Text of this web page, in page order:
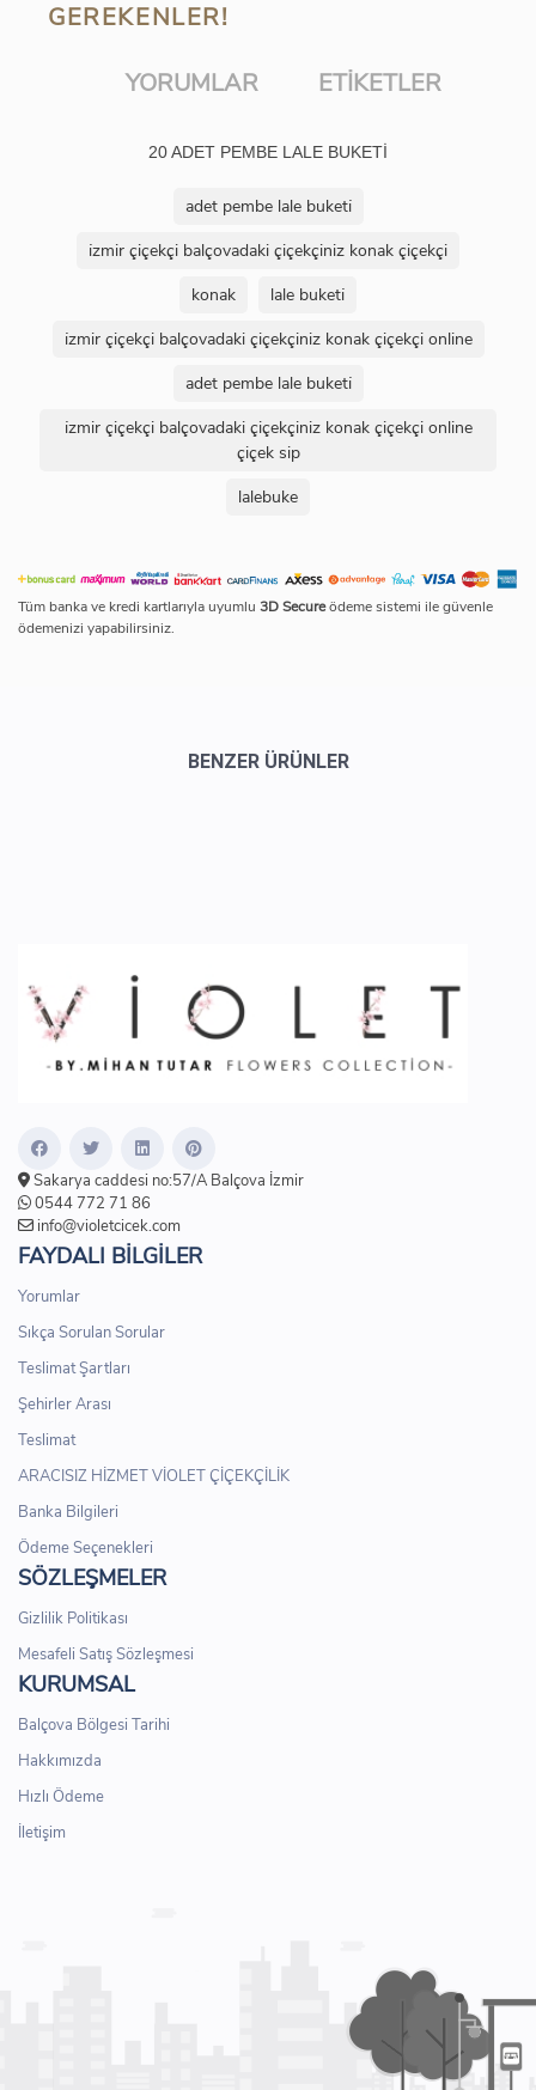
GEREKENLER!
YORUMLAR ETIKETLER
20 ADET PEMBE LALE BUKETİ
adet pembe lale buketi̇
i̇zmir çiçekçi balçovadaki çiçekçiniz konak çiçekçi
konak
lale buketi̇
i̇zmir çiçekçi balçovadaki çiçekçiniz konak çiçekçi online
adet pembe lale buketi̇
i̇zmir çiçekçi balçovadaki çiçekçiniz konak çiçekçi online
çiçek sip
lalebuke
Tüm banka ve kredi kartlarıyla uyumlu 3D Secureödeme sistemi ile güvenle
ödemenizi yapabilirsiniz.
BENZER ÜRÜNLER
Sakarya caddesi no:57/A Balçova İzmir
0544 772 71 86
info@violetcicek.com
FAYDALI BİLGİLER
Yorumlar
Sıkça Sorulan Sorular
Teslimat Şartları
Şehirler Arası
Teslimat
ARACISIZ HİZMET VİOLET ÇİÇEKÇİLİK
Banka Bilgileri
Ödeme Seçenekleri
SÖZLEŞMELER
Gizlilik Politikası
Mesafeli Satış Sözleşmesi
KURUMSAL
Balçova Bölgesi Tarihi
Hakkımızda
Hızlı Ödeme
İletişim